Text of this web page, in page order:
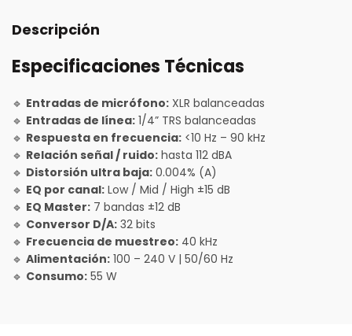
Descripción
Especificaciones Técnicas
🔹 Entradas de micrófono: XLR balanceadas
🔹 Entradas de línea: 1/4” TRS balanceadas
🔹 Respuesta en frecuencia: <10 Hz – 90 kHz
🔹 Relación señal / ruido: hasta 112 dBA
🔹 Distorsión ultra baja: 0.004% (A)
🔹 EQ por canal: Low / Mid / High ±15 dB
🔹 EQ Master: 7 bandas ±12 dB
🔹 Conversor D/A: 32 bits
🔹 Frecuencia de muestreo: 40 kHz
🔹 Alimentación: 100 – 240 V | 50/60 Hz
🔹 Consumo: 55 W